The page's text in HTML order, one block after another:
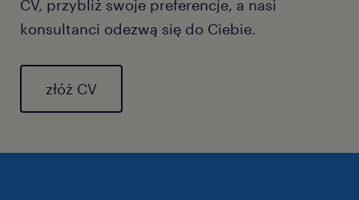
CV, przybliż swoje preferencje, a nasi
konsultanci odezwą się do Ciebie.
złóż CV